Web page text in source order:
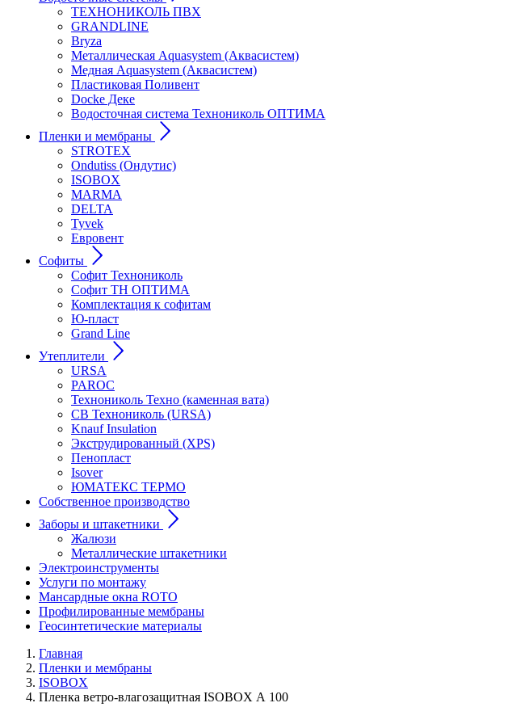
ТЕХНОНИКОЛЬ ПВХ
GRANDLINE
Bryza
Металлическая Aquasystem (Аквасистем)
Медная Aquasystem (Аквасистем)
Пластиковая Поливент
Docke Деке
Водосточная система Технониколь ОПТИМА
Пленки и мембраны
STROTEX
Ondutiss (Ондутис)
ISOBOX
MARMA
DELTA
Tyvek
Евровент
Софиты
Софит Технониколь
Софит ТН ОПТИМА
Комплектация к софитам
Ю-пласт
Grand Line
Утеплители
URSA
PAROC
Технониколь Техно (каменная вата)
СВ Технониколь (URSA)
Knauf Insulation
Экструдированный (XPS)
Пенопласт
Isover
ЮМАТЕКС ТЕРМО
Собственное производство
Заборы и штакетники
Жалюзи
Металлические штакетники
Электроинструменты
Услуги по монтажу
Мансардные окна ROTO
Профилированные мембраны
Геосинтетические материалы
Главная
Пленки и мембраны
ISOBOX
Пленка ветро-влагозащитная ISOBOX А 100